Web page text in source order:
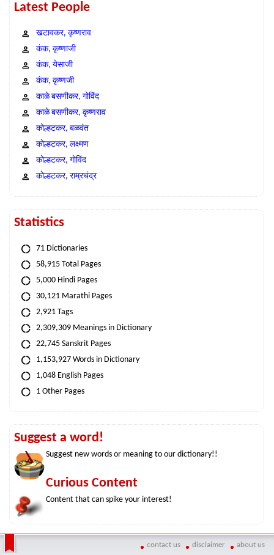
Latest People
खटावकर, कृष्णराव
कंक, कृष्णाजी
कंक, येसाजी
कंक, कृष्णजी
काळे बसणीकर, गोविंद
काळे बसणीकर, कृष्णराव
कोल्हटकर, बळवंत
कोल्हटकर, लक्ष्मण
कोल्हटकर, गोविंद
कोल्हटकर, राम्रचंद्र
Statistics
71 Dictionaries
58,915 Total Pages
5,000 Hindi Pages
30,121 Marathi Pages
2,921 Tags
2,309,309 Meanings in Dictionary
22,745 Sanskrit Pages
1,153,927 Words in Dictionary
1,048 English Pages
1 Other Pages
Suggest a word!
Suggest new words or meaning to our dictionary!!
Curious Content
Content that can spike your interest!
contact us disclaimer about us